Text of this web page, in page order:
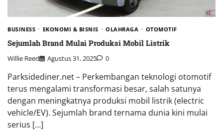
BUSINESS EKONOMI & BISNIS OLAHRAGA OTOMOTIF
Sejumlah Brand Mulai Produksi Mobil Listrik
Willie Reed Agustus 31, 2025 0
Parksidediner.net – Perkembangan teknologi otomotif
terus mengalami transformasi besar, salah satunya
dengan meningkatnya produksi mobil listrik (electric
vehicle/EV). Sejumlah brand ternama dunia kini mulai
serius […]